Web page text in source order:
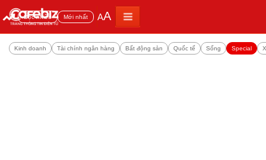
Đọc nhiều Mới nhất AA
Kinh doanh Tài chính ngân hàng Bất động sản Quốc tế Sống Special